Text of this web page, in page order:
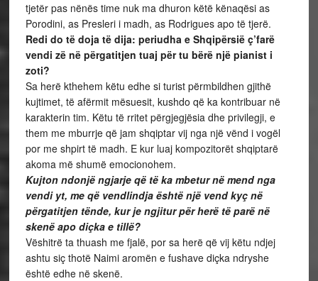
tjetër pas nënës time nuk ma dhuron këtë kënaqësi as
Porodini, as Presleri i madh, as Rodrigues apo të tjerë.
Redi do të doja të dija: periudha e Shqipërsië ç’farë
vendi zë në përgatitjen tuaj për tu bërë një pianist i
zoti?
Sa herë kthehem këtu edhe si turist përmbildhen gjithë
kujtimet, të afërmit mësuesit, kushdo që ka kontribuar në
karakterin tim. Këtu të rritet përgjegjësia dhe privilegji, e
them me mburrje që jam shqiptar vij nga një vënd i vogël
por me shpirt të madh. E kur luaj kompozitorët shqiptarë
akoma më shumë emocionohem.
Kujton ndonjë ngjarje që të ka mbetur në mend nga
vendi yt, me që vendlindja është një vend kyç në
përgatitjen tënde, kur je ngjitur për herë të parë në
skenë apo diçka e tillë?
Vëshitrë ta thuash me fjalë, por sa herë që vij këtu ndjej
ashtu siç thotë Naimi aromën e fushave diçka ndryshe
është edhe në skenë.